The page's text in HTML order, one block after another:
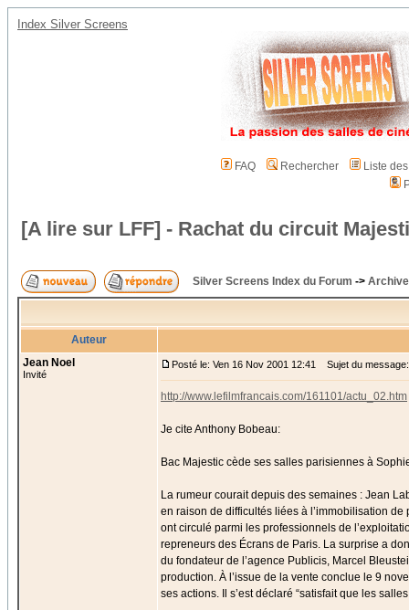
Index Silver Screens
FAQ Rechercher
Liste
[A lire sur LFF] - Rachat du circuit
Silver Screens Index du Forum ->
Auteur
Jean Noel
Invité
Posté le: Ven 16 Nov 2001 12:41 Sujet du
http://www.lefilmfrancais.com/161101/actu_02.htm
Je cite Anthony Bobeau:
Bac Majestic cède ses salles parisiennes à
La rumeur courait depuis des semaines : Jean
en raison de difficultés liées à l’immobilisation
ont circulé parmi les professionnels de
repreneurs des Écrans de Paris. La surprise a
du fondateur de l’agence Publicis, Marcel
production. À l’issue de la vente conclue le 9
ses actions. Il s’est déclaré “satisfait que les